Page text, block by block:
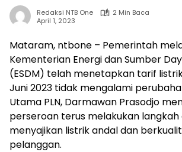
Redaksi NTB One
2 Min Baca
April 1, 2023
Mataram, ntbone – Pemerintah
Kementerian Energi dan Sumber
(ESDM) telah menetapkan tarif
Juni 2023 tidak mengalami
Utama PLN, Darmawan Prasodjo
perseroan terus melakukan langkah
menyajikan listrik andal dan
pelanggan.